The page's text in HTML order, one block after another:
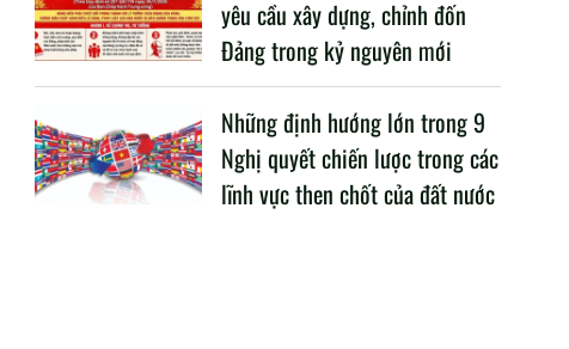
yêu cầu xây dựng, chỉnh đốn
Đảng trong kỷ nguyên mới
Những định hướng lớn trong 9
Nghị quyết chiến lược trong các
lĩnh vực then chốt của đất nước